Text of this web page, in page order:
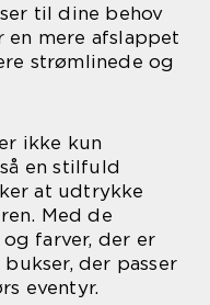
til dine behov
en mere afslappet
strømlinede og
ikke kun
en stilfuld
at udtrykke
Med de
farver, der er
der passer
eventyr.